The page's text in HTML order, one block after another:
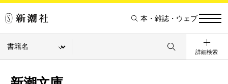
本・雑誌・ウェブ
詳細検索